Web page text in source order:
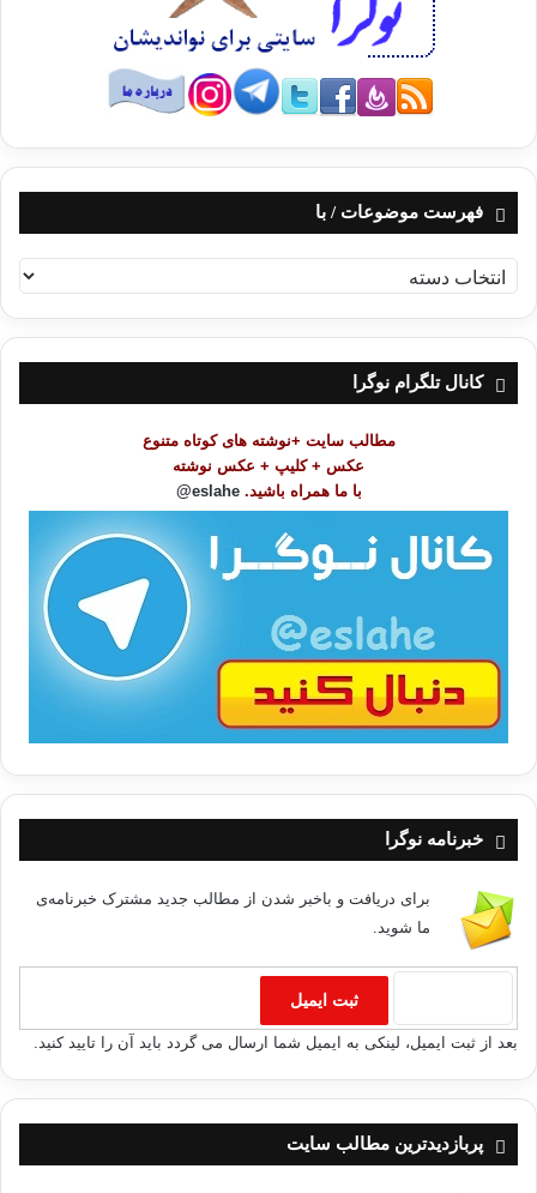
فهرست موضوعات / با
ه
ر
کانال تلگرام نوگرا
مطالب سایت +نوشته های کوتاه متنوع
عکس + کلیپ + عکس نوشته
با ما همراه باشید. eslahe@
خبرنامه نوگرا
برای دریافت و باخبر شدن از مطالب جدید مشترک خبرنامه‌ی
ما شوید.
بعد از ثبت ایمیل، لینکی به ایمیل شما ارسال می گردد باید آن را تایید کنید.
پربازدیدترین مطالب سایت